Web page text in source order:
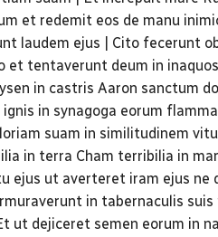
et redemit eos de manu
laudem ejus | Cito fecerunt
et tentaverunt deum in
in castris Aaron sanctum
in synagoga eorum
suam in similitudinem
in terra Cham terribilia in
ejus ut averteret iram ejus
in tabernaculis
ut dejiceret semen eorum in